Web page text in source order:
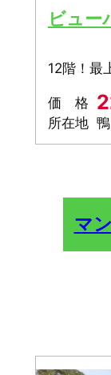
ビュー
12階！最
価 格
所在地
マ